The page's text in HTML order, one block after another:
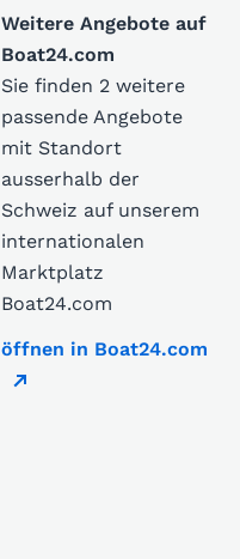
Weitere Angebote auf
Boat24.com
Sie finden 2 weitere
passende Angebote
mit Standort
ausserhalb der
Schweiz auf unserem
internationalen
Marktplatz
Boat24.com
öffnen in Boat24.com